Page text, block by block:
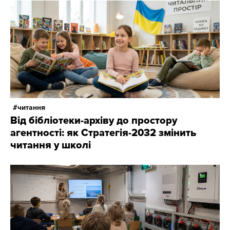
читання
Від бібліотеки-архіву до простору
агентності: як Стратегія-2032 змінить
читання у школі